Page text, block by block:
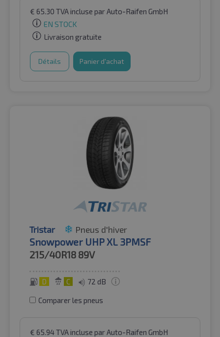
€ 65.30 TVA incluse par Auto-Raifen GmbH
EN STOCK
Livraison gratuite
Détails Panier d'achat
Tristar Pneus d'hiver
Snowpower UHP XL 3PMSF
215/40R18 89V
D C 72 dB
Comparer les pneus
€ 65.94TVA incluse par Auto-Raifen GmbH